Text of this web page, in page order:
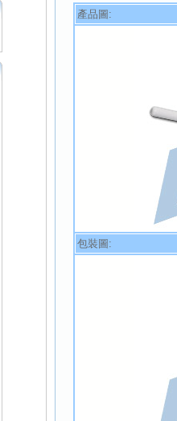
產品圖:
包裝圖: